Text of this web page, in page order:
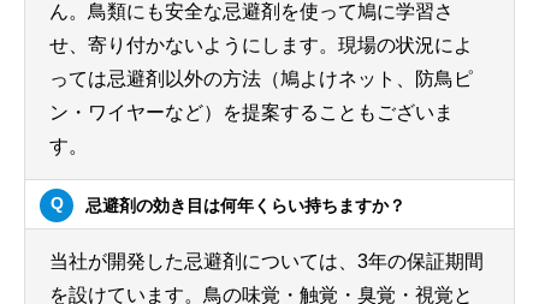
ん。鳥類にも安全な忌避剤を使って鳩に学習さ
せ、寄り付かないようにします。現場の状況によ
っては忌避剤以外の方法（鳩よけネット、防鳥ピ
ン・ワイヤーなど）を提案することもございま
す。
忌避剤の効き目は何年くらい持ちますか？
当社が開発した忌避剤については、3年の保証期間
を設けています。鳥の味覚・触覚・臭覚・視覚と